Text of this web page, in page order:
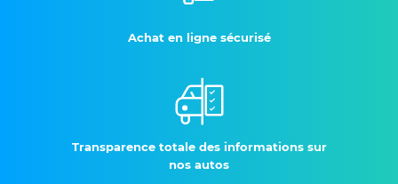
Achat en ligne sécurisé
Transparence totale des informations sur
nos autos